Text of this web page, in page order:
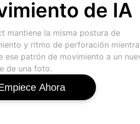
de IA
mantiene la misma postura de
y ritmo de perforación
ese patrón de movimiento a un
de una foto.
Ahora